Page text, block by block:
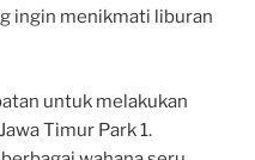
ingin menikmati liburan
untuk melakukan
Timur Park 1.